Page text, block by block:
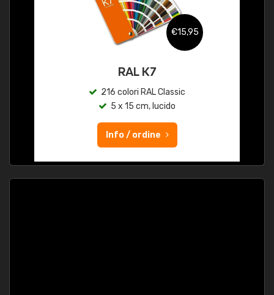
€15,95
RAL K7
216 colori RAL Classic
5 x 15 cm, lucido
Info / ordine